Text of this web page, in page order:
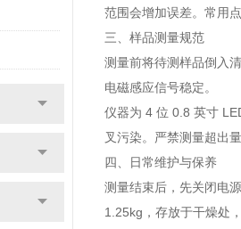
范围会增加误差。常用
三、样品测量规范
测量前将待测样品倒入
电磁感应信号稳定。
仪器为 4 位 0.8 英寸
叉污染。严禁测量超出
四、日常维护与保养
测量结束后，先关闭电
1.25kg，存放于干燥处